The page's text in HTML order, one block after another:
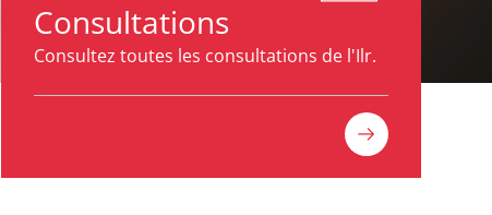
Consultations
Consultez toutes les consultations de l'Ilr.